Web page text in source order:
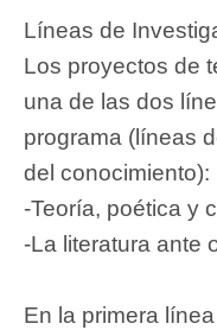
Líneas de
Los proyectos de
una de las dos
programa (líneas
del conocimiento):
-Teoría, poética y
-La literatura ante
En la primera